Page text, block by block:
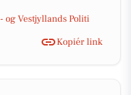
og Vestjyllands Politi
Kopiér link